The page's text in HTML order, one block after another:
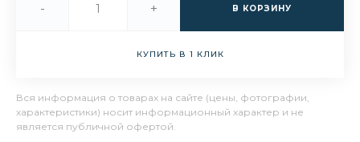
- + В КОРЗИНУ
КУПИТЬ В 1 КЛИК
Вся информация о товарах на сайте (цены, фотографии,
характеристики) носит информационный характер и не
является публичной офертой.